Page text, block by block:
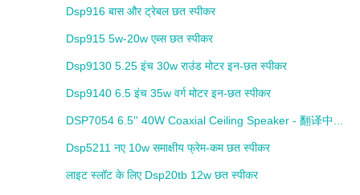
Dsp916 बास और ट्रेबल छत स्पीकर
Dsp915 5w-20w एब्स छत स्पीकर
Dsp9130 5.25 इंच 30w राउंड मोटर इन-छत स्पीकर
Dsp9140 6.5 इंच 35w वर्ग मोटर इन-छत स्पीकर
DSP7054 6.5'' 40W Coaxial Ceiling Speaker - 翻译中...
Dsp5211 नए 10w समाक्षीय फ्रेम-कम छत स्पीकर
लाइट स्लॉट के लिए Dsp20tb 12w छत स्पीकर